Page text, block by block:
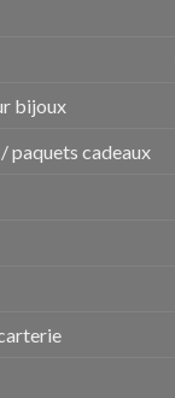
bijoux
paquets cadeaux